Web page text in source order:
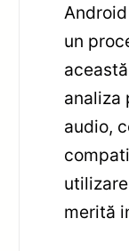
un
analiza
audio,
merită